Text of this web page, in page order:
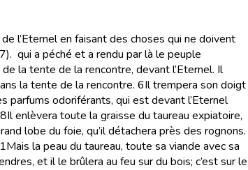
l’Eternel en faisant des choses qui ne doivent
qui a péché et a rendu par là le peuple
la tente de la rencontre, devant l’Eternel. Il
la tente de la rencontre. 6Il trempera son doigt
parfums odoriférants, qui est devant l’Eternel
8Il enlèvera toute la graisse du taureau expiatoire,
lobe du foie, qu’il détachera près des rognons.
Mais la peau du taureau, toute sa viande avec sa
et il le brûlera au feu sur du bois; c’est sur le